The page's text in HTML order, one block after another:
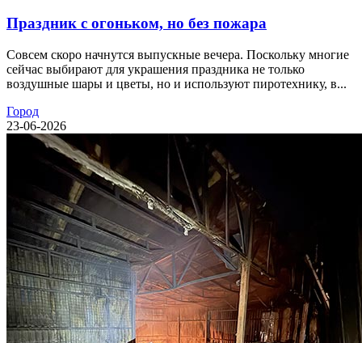
Праздник с огоньком, но без пожара
Совсем скоро начнутся выпускные вечера. Поскольку многие
сейчас выбирают для украшения праздника не только
воздушные шары и цветы, но и используют пиротехнику, в...
Город
23-06-2026